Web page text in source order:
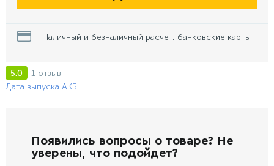
Наличный и безналичный расчет, банковские карты
5.0
1 отзыв
Дата выпуска АКБ
Появились вопросы о товаре? Не
уверены, что подойдет?